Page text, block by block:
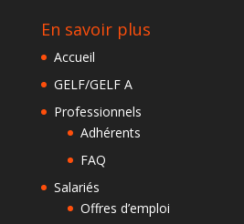
En savoir plus
Accueil
GELF/GELF A
Professionnels
Adhérents
FAQ
Salariés
Offres d’emploi